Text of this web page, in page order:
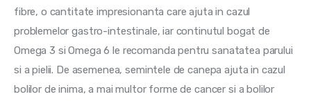
fibre, o cantitate impresionanta care ajuta in cazul
problemelor gastro-intestinale, iar continutul bogat de
Omega 3 si Omega 6 le recomanda pentru sanatatea parului
si a pielii. De asemenea, semintele de canepa ajuta in cazul
bolilor de inima, a mai multor forme de cancer si a bolilor